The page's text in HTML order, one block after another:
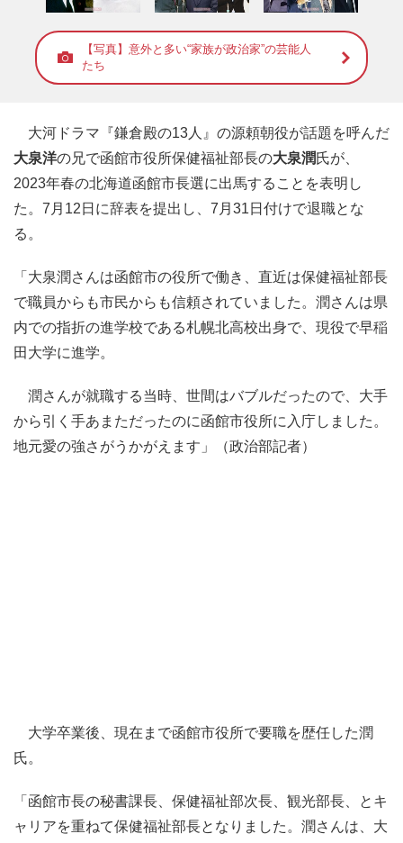
【写真】意外と多い“家族が政治家”の芸能人
たち
大河ドラマ『鎌倉殿の13人』の源頼朝役が話題を呼んだ
大泉洋の兄で函館市役所保健福祉部長の大泉潤氏が、
2023年春の北海道函館市長選に出馬することを表明し
た。7月12日に辞表を提出し、7月31日付けで退職とな
る。
「大泉潤さんは函館市の役所で働き、直近は保健福祉部長
で職員からも市民からも信頼されていました。潤さんは県
内での指折の進学校である札幌北高校出身で、現役で早稲
田大学に進学。
潤さんが就職する当時、世間はバブルだったので、大手
から引く手あまただったのに函館市役所に入庁しました。
地元愛の強さがうかがえます」（政治部記者）
大学卒業後、現在まで函館市役所で要職を歴任した潤
氏。
「函館市長の秘書課長、保健福祉部次長、観光部長、とキ
ャリアを重ねて保健福祉部長となりました。潤さんは、大